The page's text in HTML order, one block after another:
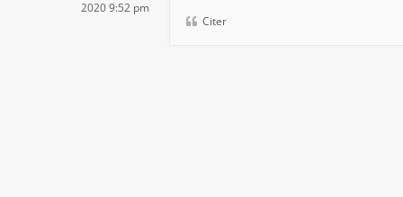
2020 9:52 pm
Citer